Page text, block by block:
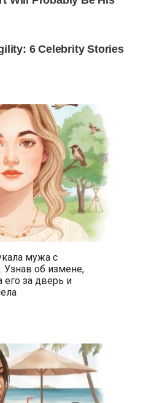
мужа с
об измене,
его за дверь и